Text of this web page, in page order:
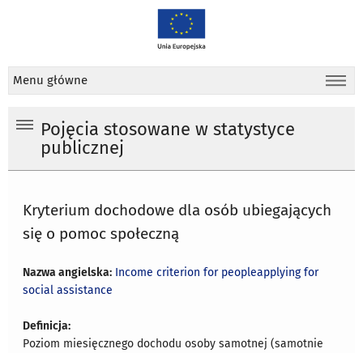
Menu główne
Pojęcia stosowane w statystyce
publicznej
Kryterium dochodowe dla osób ubiegających
się o pomoc społeczną
Nazwa angielska: Income criterion for peopleapplying for
social assistance
Definicja:
Poziom miesięcznego dochodu osoby samotnej (samotnie